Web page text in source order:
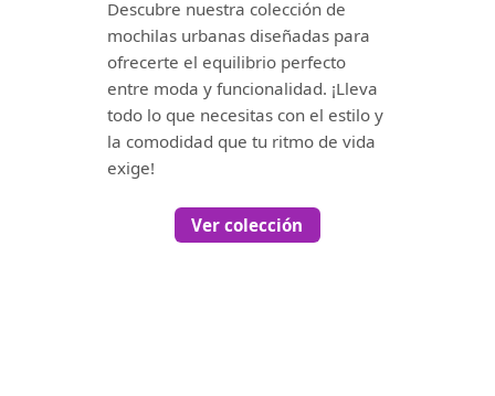
Descubre nuestra colección de
mochilas urbanas diseñadas para
ofrecerte el equilibrio perfecto
entre moda y funcionalidad. ¡Lleva
todo lo que necesitas con el estilo y
la comodidad que tu ritmo de vida
exige!
Ver colección